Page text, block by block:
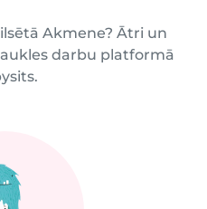
Akmene? Ātri un
darbu platformā